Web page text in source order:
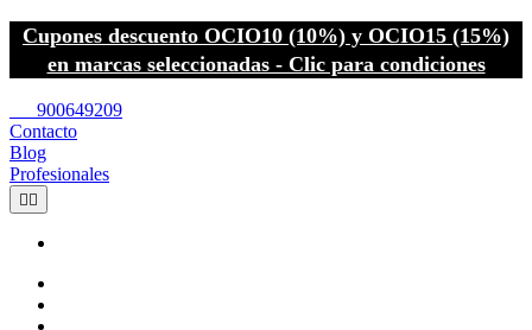
Cupones descuento OCIO10 (10%) y OCIO15 (15%)
en marcas seleccionadas - Clic para condiciones
900649209
Contacto
Blog
Profesionales
 